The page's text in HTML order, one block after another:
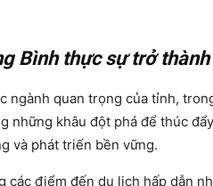
Bình thực sự trở
ngành quan trọng của tỉnh,
những khâu đột phá để thúc
và phát triến bền vững.
các điểm đến du lịch hấp dẫn